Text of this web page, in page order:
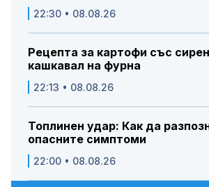
22:30 • 08.08.26
Рецепта за картофи със
кашкавал на фурна
22:13 • 08.08.26
Топлинен удар: Как да
опасните симптоми
22:00 • 08.08.26